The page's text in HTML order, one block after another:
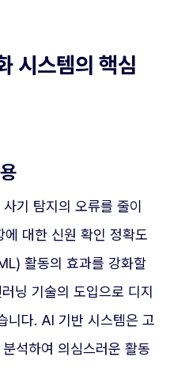
시스템의 핵심
기 탐지의 오류를 줄이
대한 신원 확인 정확도
활동의 효과를 강화할
닝 기술의 도입으로 디지
니다. AI 기반 시스템은 고
석하여 의심스러운 활동